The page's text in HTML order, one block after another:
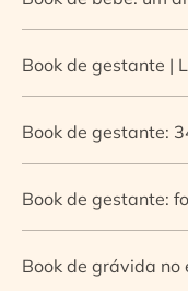
Book de gestante |
Book de gestante:
Book de gestante:
Book de grávida no